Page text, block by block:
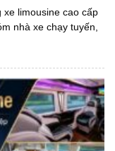
limousine cao cấp
nhà xe chạy tuyến,